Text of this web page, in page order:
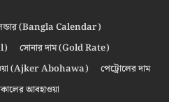
(Bangla Calendar)
সোনার দাম (Gold Rate)
(Ajker Abohawa)
পেট্রোলের দাম
আবহাওয়া